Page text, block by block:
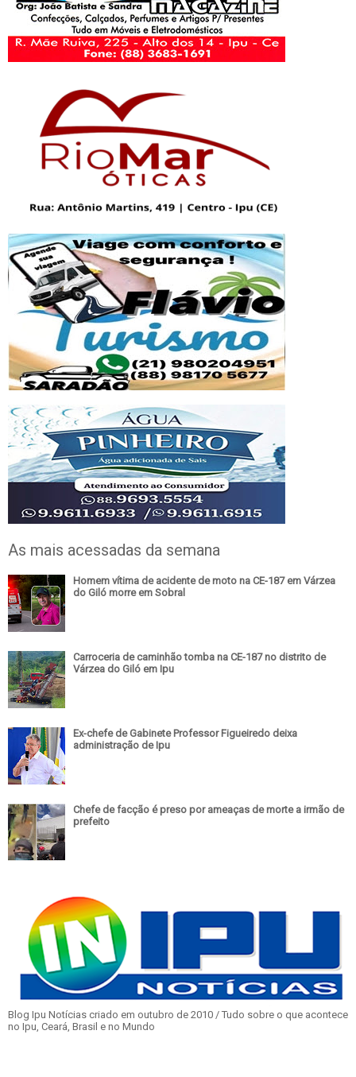
As mais acessadas da semana
Homem vítima de acidente de moto na CE-187 em Várzea
do Giló morre em Sobral
Carroceria de caminhão tomba na CE-187 no distrito de
Várzea do Giló em Ipu
Ex-chefe de Gabinete Professor Figueiredo deixa
administração de Ipu
Chefe de facção é preso por ameaças de morte a irmão de
prefeito
Blog Ipu Notícias criado em outubro de 2010 / Tudo sobre o que acontece
no Ipu, Ceará, Brasil e no Mundo